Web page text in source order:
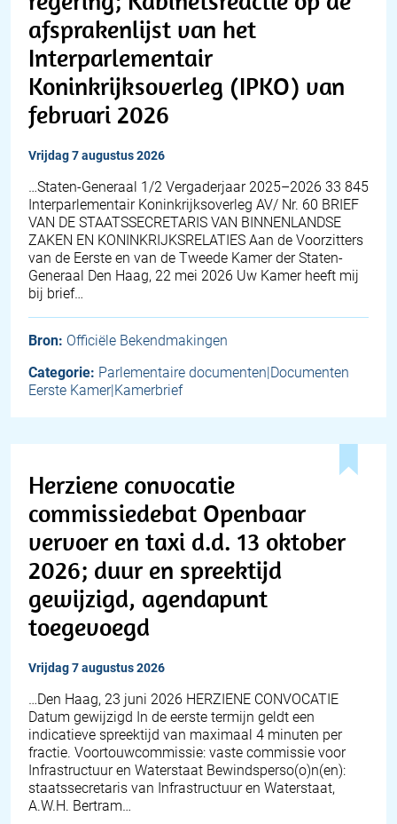
afsprakenlijst van het
Interparlementair
Koninkrijksoverleg (IPKO) van
februari 2026
vrijdag 7 augustus 2026
…Staten-Generaal 1/2 Vergaderjaar 2025–2026 33 845
Interparlementair Koninkrijksoverleg AV/ Nr. 60 BRIEF
VAN DE STAATSSECRETARIS VAN BINNENLANDSE
ZAKEN EN KONINKRIJKSRELATIES Aan de Voorzitters
van de Eerste en van de Tweede Kamer der Staten-
Generaal Den Haag, 22 mei 2026 Uw Kamer heeft mij
bij brief…
Bron: Officiële Bekendmakingen
Categorie: Parlementaire documenten|Documenten
Eerste Kamer|Kamerbrief
Herziene convocatie
commissiedebat Openbaar
vervoer en taxi d.d. 13 oktober
2026; duur en spreektijd
gewijzigd, agendapunt
toegevoegd
vrijdag 7 augustus 2026
…Den Haag, 23 juni 2026 HERZIENE CONVOCATIE
Datum gewijzigd In de eerste termijn geldt een
indicatieve spreektijd van maximaal 4 minuten per
fractie. Voortouwcommissie: vaste commissie voor
Infrastructuur en Waterstaat Bewindsperso(o)n(en):
staatssecretaris van Infrastructuur en Waterstaat,
A.W.H. Bertram…